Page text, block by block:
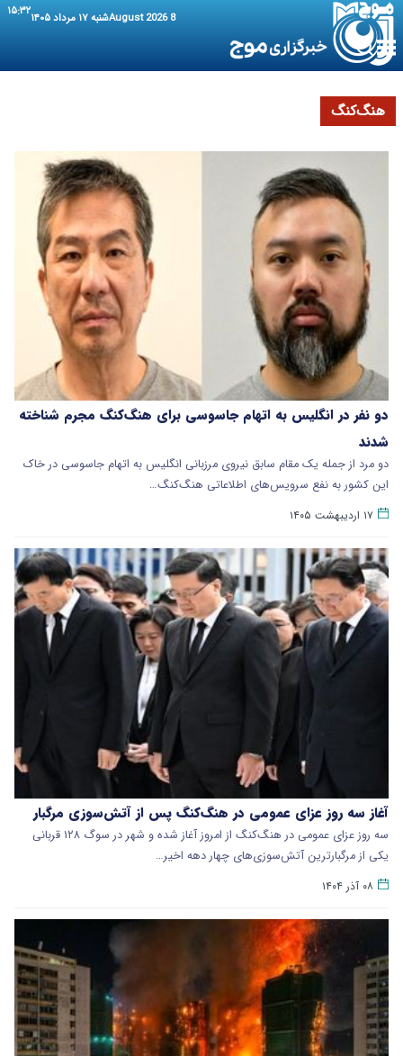
8 August 2026 شنبه ۱۷ مرداد ۱۴۰۵ ۱۵:۳۲
هنگ‌کنگ
دو نفر در انگلیس به اتهام جاسوسی برای هنگ‌کنگ مجرم شناخته
شدند
دو مرد از جمله یک مقام سابق نیروی مرزبانی انگلیس به اتهام جاسوسی در خاک
این کشور به نفع سرویس‌های اطلاعاتی هنگ‌کنگ…
۱۷ اردیبهشت ۱۴۰۵
آغاز سه روز عزای عمومی در هنگ‌کنگ پس از آتش‌سوزی مرگبار
سه روز عزای عمومی در هنگ‌کنگ از امروز آغاز شده و شهر در سوگ ۱۲۸ قربانی
یکی از مرگبارترین آتش‌سوزی‌های چهار دهه اخیر…
۰۸ آذر ۱۴۰۴